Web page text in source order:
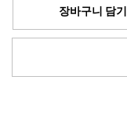
장바구니 담기